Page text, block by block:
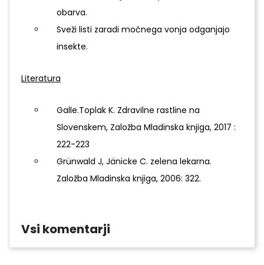
obarva.
Sveži listi zaradi močnega vonja odganjajo
insekte.
Literatura
Galle.Toplak K. Zdravilne rastline na
Slovenskem, Založba Mladinska knjiga, 2017 :
222-223
Grünwald J, Jänicke C. zelena lekarna.
Založba Mladinska knjiga, 2006: 322.
Vsi komentarji